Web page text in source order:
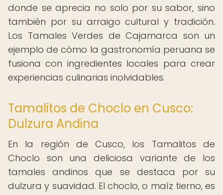
donde se aprecia no solo por su sabor, sino
también por su arraigo cultural y tradición.
Los Tamales Verdes de Cajamarca son un
ejemplo de cómo la gastronomía peruana se
fusiona con ingredientes locales para crear
experiencias culinarias inolvidables.
Tamalitos de Choclo en Cusco:
Dulzura Andina
En la región de Cusco, los Tamalitos de
Choclo son una deliciosa variante de los
tamales andinos que se destaca por su
dulzura y suavidad. El choclo, o maíz tierno, es